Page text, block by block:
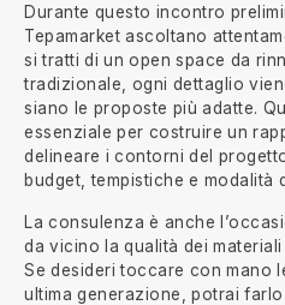
Durante questo incontro
Tepamarket ascoltano
si tratti di un open space da
tradizionale, ogni dettaglio
siano le proposte più adatte.
essenziale per costruire un
delineare i contorni del
budget, tempistiche e modalità
La consulenza è anche
da vicino la qualità dei
Se desideri toccare con mano
ultima generazione, potrai